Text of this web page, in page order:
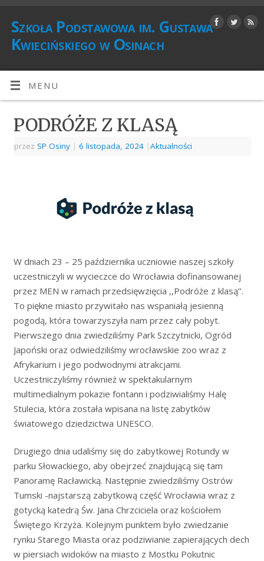
Szkoła Podstawowa im. Gustawa
Kwiecińskiego w Osinach
MENU
PODRÓŻE Z KLASĄ
przez SP Osiny | 6 listopada, 2024 |Aktualności
W dniach 23 – 25 października uczniowie naszej szkoły
uczestniczyli w wycieczce do Wrocławia dofinansowanej
przez MEN w ramach przedsięwzięcia ,,Podróże z klasą’’.
To piękne miasto przywitało nas wspaniałą jesienną
pogodą, która towarzyszyła nam przez cały pobyt.
Pierwszego dnia zwiedziliśmy Park Szczytnicki, Ogród
Japoński oraz odwiedziliśmy wrocławskie zoo wraz z
Afrykarium i jego podwodnymi atrakcjami.
Uczestniczyliśmy również w spektakularnym
multimedialnym pokazie fontann i podziwialiśmy Halę
Stulecia, która została wpisana na listę zabytków
światowego dziedzictwa UNESCO.
Drugiego dnia udaliśmy się do zabytkowej Rotundy w
parku Słowackiego, aby obejrzeć znajdującą się tam
Panoramę Racławicką. Następnie zwiedziliśmy Ostrów
Tumski -najstarszą zabytkową część Wrocławia wraz z
gotycką katedrą Św. Jana Chrzciciela oraz kościołem
Świętego Krzyża. Kolejnym punktem było zwiedzanie
rynku Starego Miasta oraz podziwianie zapierających dech
w piersiach widoków na miasto z Mostku Pokutnic